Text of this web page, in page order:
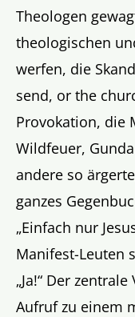
Theologen
theologischen
werfen, die
send, or the
Provokation, die
Wildfeuer,
andere so
ganzes
„Einfach nur
Manifest-Leuten
„Ja!“ Der
Aufruf zu einem